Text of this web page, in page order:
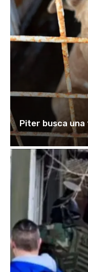
Piter busca una